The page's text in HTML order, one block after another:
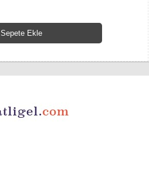
Sepete Ekle